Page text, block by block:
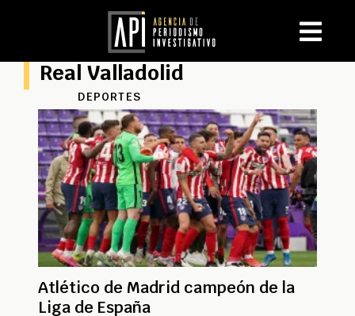
Real Valladolid
DEPORTES
Atlético de Madrid campeón de la
Liga de España